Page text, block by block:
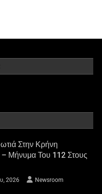
Στην Κρήνη
Μήνυμα Του 112 Στους
2026 Newsroom